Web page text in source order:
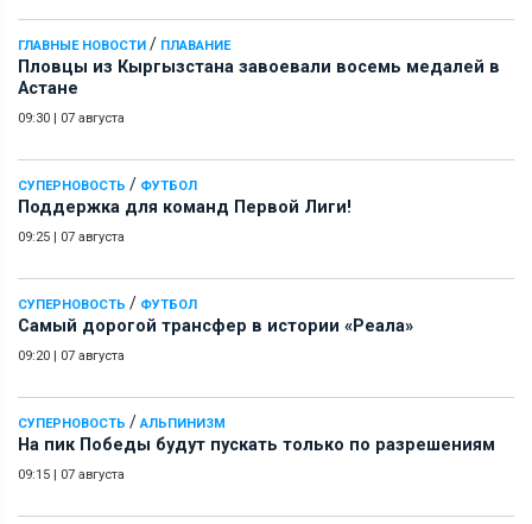
ГЛАВНЫЕ НОВОСТИ / ПЛАВАНИЕ
Пловцы из Кыргызстана завоевали восемь медалей в
Астане
09:30 07 августа
СУПЕРНОВОСТЬ / ФУТБОЛ
Поддержка для команд Первой Лиги!
09:25 07 августа
СУПЕРНОВОСТЬ / ФУТБОЛ
Самый дорогой трансфер в истории «Реала»
09:20 07 августа
СУПЕРНОВОСТЬ / АЛЬПИНИЗМ
На пик Победы будут пускать только по разрешениям
09:15 07 августа